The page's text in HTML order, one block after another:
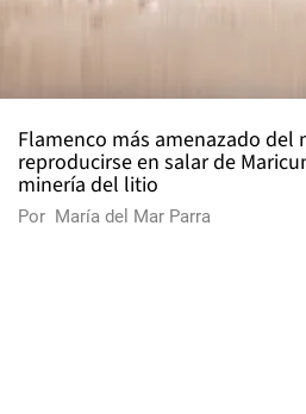
Flamenco más amenazado del
reproducirse en salar de
minería del litio
Por María del Mar Parra